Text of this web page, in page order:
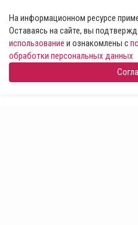
На информационном ресурсе
Оставаясь на сайте, вы
использование и ознакомлены с
обработки персональных данных